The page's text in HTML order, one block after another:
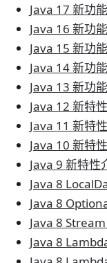
Java 17 新功
Java 16 新功
Java 15 新功
Java 14 新功
Java 13 新功
Java 12 新特
Java 11 新特
Java 10 新特
Java 9 新特性
Java 8
Java 8
Java 8
Java 8